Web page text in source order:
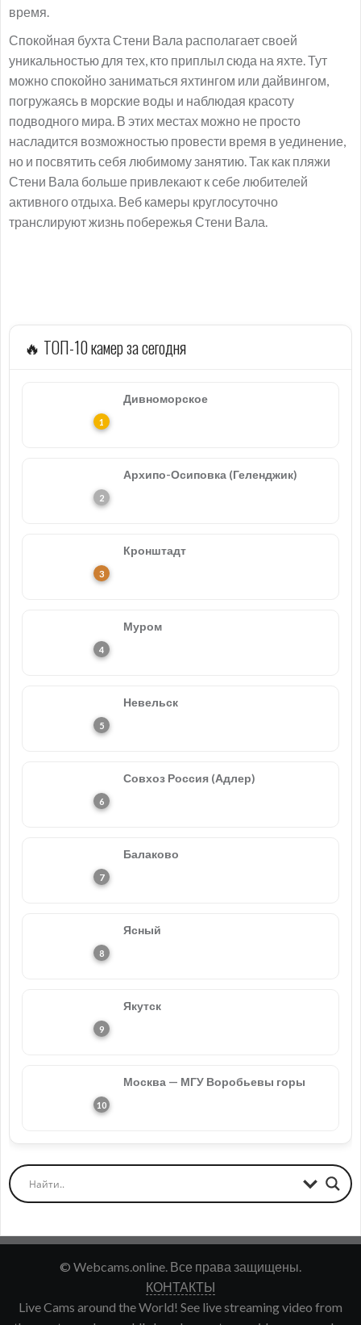
время.
Спокойная бухта Стени Вала располагает своей
уникальностью для тех, кто приплыл сюда на яхте. Тут
можно спокойно заниматься яхтингом или дайвингом,
погружаясь в морские воды и наблюдая красоту
подводного мира. В этих местах можно не просто
насладится возможностью провести время в уединение,
но и посвятить себя любимому занятию. Так как пляжи
Стени Вала больше привлекают к себе любителей
активного отдыха. Веб камеры круглосуточно
транслируют жизнь побережья Стени Вала.
🔥 ТОП-10 камер за сегодня
Дивноморское
Архипо-Осиповка (Геленджик)
Кронштадт
Муром
Невельск
Совхоз Россия (Адлер)
Балаково
Ясный
Якутск
Москва — МГУ Воробьевы горы
© Webcams.online. Все права защищены.
КОНТАКТЫ
Live Cams around the World! See live streaming video from